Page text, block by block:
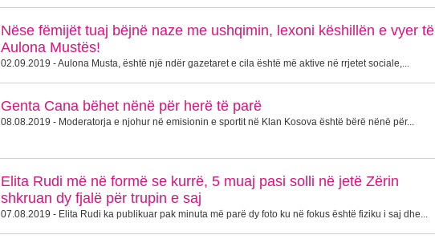
Nëse fëmijët tuaj bëjnë naze me ushqimin, lexoni këshillën e vyer të
Aulona Mustës!
02.09.2019 - Aulona Musta, është një ndër gazetaret e cila është më aktive në rrjetet sociale,...
Genta Cana bëhet nënë për herë të parë
08.08.2019 - Moderatorja e njohur në emisionin e sportit në Klan Kosova është bërë nënë për...
Elita Rudi më në formë se kurrë, 5 muaj pasi solli në jetë Zërin
shkruan dy fjalë për trupin e saj
07.08.2019 - Elita Rudi ka publikuar pak minuta më parë dy foto ku në fokus është fiziku i saj dhe...